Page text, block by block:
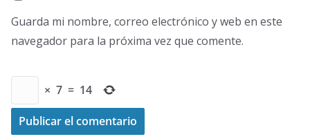
Guarda mi nombre, correo electrónico y web en este
navegador para la próxima vez que comente.
× 7 = 14